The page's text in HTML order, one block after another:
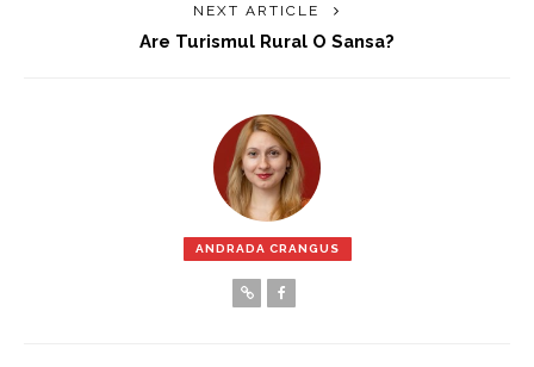
NEXT ARTICLE
Are Turismul Rural O Sansa?
ANDRADA CRANGUS